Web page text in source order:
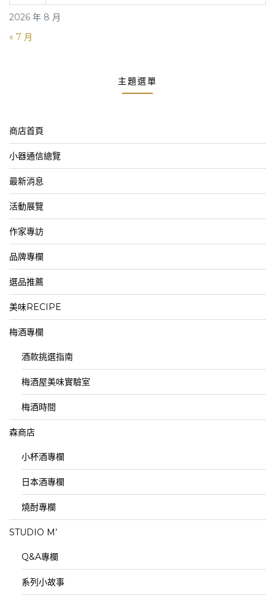
2026 年 8 月
« 7 月
主題選單
商店首頁
小器通信總覽
最新消息
活動展覽
作家專訪
品牌專欄
選品推薦
美味RECIPE
梅酒專欄
酒款挑選指南
梅酒屋美味實驗室
梅酒時間
森商店
小杯酒專欄
日本酒專欄
燒酎專欄
STUDIO M’
Q&A專欄
系列小故事